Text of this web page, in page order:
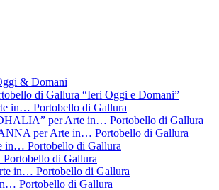
& Domani
di Gallura “Ieri Oggi e Domani”
in… Portobello di Gallura
per Arte in… Portobello di Gallura
per Arte in… Portobello di Gallura
Portobello di Gallura
di Gallura
in… Portobello di Gallura
Portobello di Gallura